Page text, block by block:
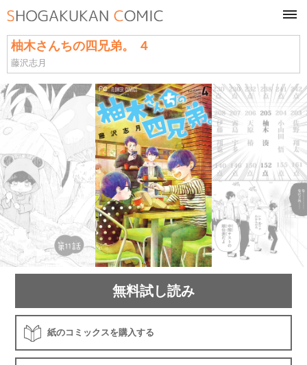
柚木さんちの四兄弟。 ４
藤沢志月
無料試し読み
紙のコミックスを購入する